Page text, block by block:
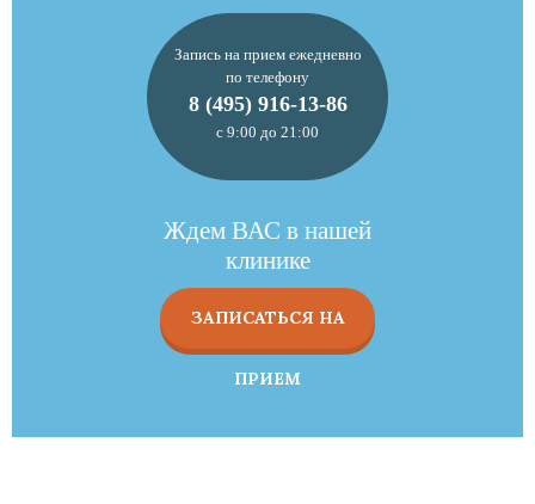
Запись на прием ежедневно
по телефону
8 (495) 916-13-86
с 9:00 до 21:00
Ждем ВАС в нашей
клинике
ЗАПИСАТЬСЯ НА
ПРИЕМ